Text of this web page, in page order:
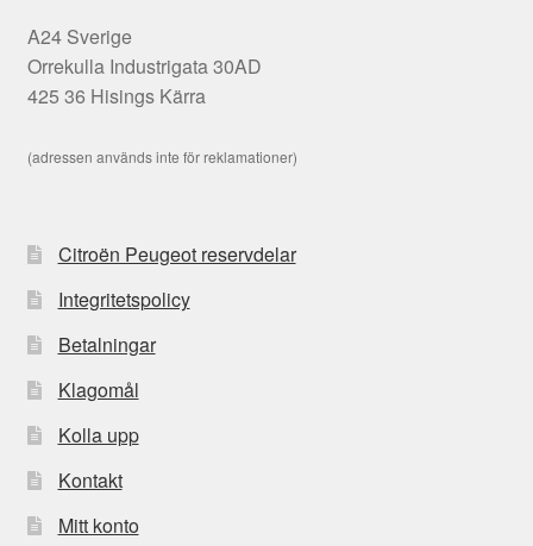
A24 Sverige
Orrekulla Industrigata 30AD
425 36 Hisings Kärra
(adressen används inte för reklamationer)
Citroën Peugeot reservdelar
Integritetspolicy
Betalningar
Klagomål
Kolla upp
Kontakt
Mitt konto